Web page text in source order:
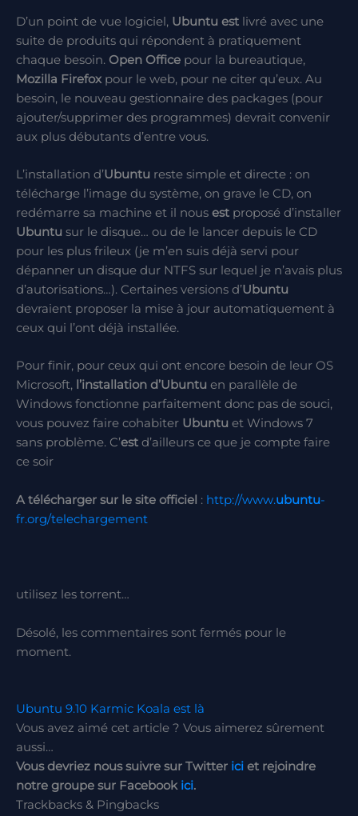
D’un point de vue logiciel, Ubuntu est livré avec une
suite de produits qui répondent à pratiquement
chaque besoin. Open Office pour la bureautique,
Mozilla Firefoxpour le web, pour ne citer qu’eux. Au
besoin, le nouveau gestionnaire des packages (pour
ajouter/supprimer des programmes) devrait convenir
aux plus débutants d’entre vous.
L’installation d’Ubuntu reste simple et directe : on
télécharge l’image du système, on grave le CD, on
redémarre sa machine et il nous est proposé d’installer
Ubuntu sur le disque… ou de le lancer depuis le CD
pour les plus frileux (je m’en suis déjà servi pour
dépanner un disque dur NTFS sur lequel je n’avais plus
d’autorisations…). Certaines versions d’Ubuntu
devraient proposer la mise à jour automatiquement à
ceux qui l’ont déjà installée.
Pour finir, pour ceux qui ont encore besoin de leur OS
Microsoft, l’installation d’Ubuntu en parallèle de
Windows fonctionne parfaitement donc pas de souci,
vous pouvez faire cohabiter Ubuntu et Windows 7
sans problème. C’est d’ailleurs ce que je compte faire
ce soir
A télécharger sur le site officiel : http://www.ubuntu-
fr.org/telechargement
utilisez les torrent…
Désolé, les commentaires sont fermés pour le
moment.
Ubuntu 9.10 Karmic Koala est là
Vous avez aimé cet article ? Vous aimerez sûrement
aussi…
Vous devriez nous suivre sur Twitter ici et rejoindre
notre groupe sur Facebook ici.
Trackbacks & Pingbacks